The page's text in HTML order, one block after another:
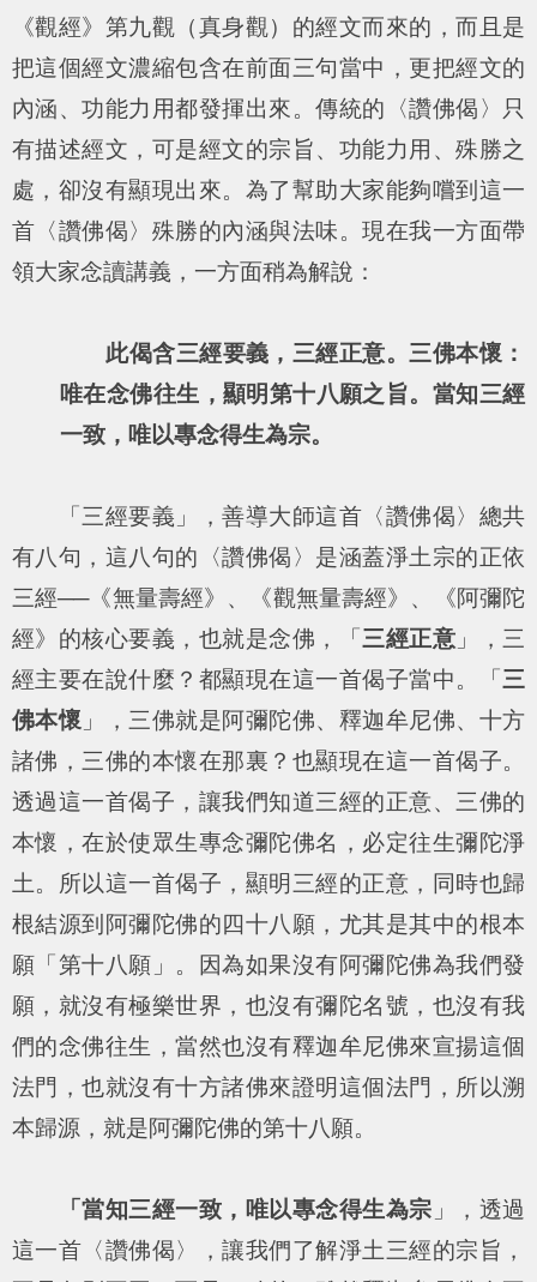
《觀經》第九觀（真身觀）的經文而來的，而且是
把這個經文濃縮包含在前面三句當中，更把經文的
內涵、功能力用都發揮出來。傳統的〈讚佛偈〉只
有描述經文，可是經文的宗旨、功能力用、殊勝之
處，卻沒有顯現出來。為了幫助大家能夠嚐到這一
首〈讚佛偈〉殊勝的內涵與法味。現在我一方面帶
領大家念讀講義，一方面稍為解說：
此偈含三經要義，三經正意。三佛本懷：
唯在念佛往生，顯明第十八願之旨。當知三經
一致，唯以專念得生為宗。
「三經要義」，善導大師這首〈讚佛偈〉總共
有八句，這八句的〈讚佛偈〉是涵蓋淨土宗的正依
三經──《無量壽經》、《觀無量壽經》、《阿彌陀
經》的核心要義，也就是念佛，「 三經正意 」，三
經主要在說什麼？都顯現在這一首偈子當中。「 三
佛本懷 」，三佛就是阿彌陀佛、釋迦牟尼佛、十方
諸佛，三佛的本懷在那裏？也顯現在這一首偈子。
透過這一首偈子，讓我們知道三經的正意、三佛的
本懷，在於使眾生專念彌陀佛名，必定往生彌陀淨
土。所以這一首偈子，顯明三經的正意，同時也歸
根結源到阿彌陀佛的四十八願，尤其是其中的根本
願「第十八願」。因為如果沒有阿彌陀佛為我們發
願，就沒有極樂世界，也沒有彌陀名號，也沒有我
們的念佛往生，當然也沒有釋迦牟尼佛來宣揚這個
法門，也就沒有十方諸佛來證明這個法門，所以溯
本歸源，就是阿彌陀佛的第十八願。
「當知三經一致，唯以專念得生為宗 」，透過
這一首〈讚佛偈〉，讓我們了解淨土三經的宗旨，